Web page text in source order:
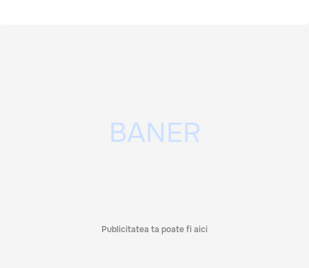
Publicitatea ta poate fi aici